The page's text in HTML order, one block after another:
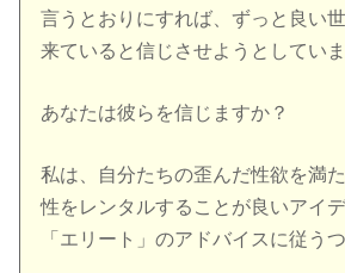
言うとおりにすれば、ずっと良い
来ていると信じさせようとしていま
あなたは彼らを信じますか？
私は、自分たちの歪んだ性欲を満
性をレンタルすることが良いアイ
「エリート」のアドバイスに従う